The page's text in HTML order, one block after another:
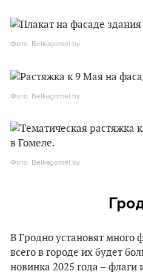
Фото: Belkagomel.by.
Фото: Belkagomel.by.
Фото: Belkagomel.by.
В Гродно установят много
всего в городе их будет
новинка 2025 года – флаги